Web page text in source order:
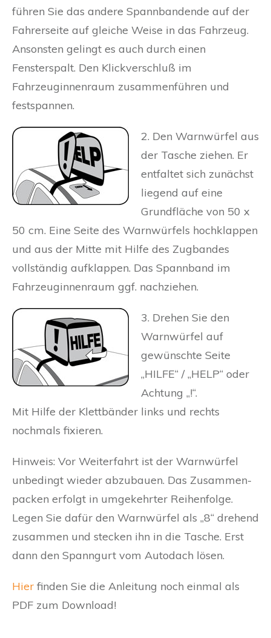
führen Sie das andere Spannbandende auf der
Fahrerseite auf gleiche Weise in das Fahrzeug.
Ansonsten gelingt es auch durch einen
Fensterspalt. Den Klickverschluß im
Fahrzeuginnenraum zusammenführen und
festspannen.
2. Den Warnwürfel aus
der Tasche ziehen. Er
entfaltet sich zunächst
liegend auf eine
Grundfläche von 50 x
50 cm. Eine Seite des Warnwürfels hochklappen
und aus der Mitte mit Hilfe des Zugbandes
vollständig aufklappen. Das Spannband im
Fahrzeuginnenraum ggf. nachziehen.
3. Drehen Sie den
Warnwürfel auf
gewünschte Seite
„HILFE“ / „HELP“ oder
Achtung „!“.
Mit Hilfe der Klettbänder links und rechts
nochmals fixieren.
Hinweis: Vor Weiterfahrt ist der Warnwürfel
unbedingt wieder abzubauen. Das Zusammen-
packen erfolgt in umgekehrter Reihenfolge.
Legen Sie dafür den Warnwürfel als „8“ drehend
zusammen und stecken ihn in die Tasche. Erst
dann den Spanngurt vom Autodach lösen.
Hier finden Sie die Anleitung noch einmal als
PDF zum Download!